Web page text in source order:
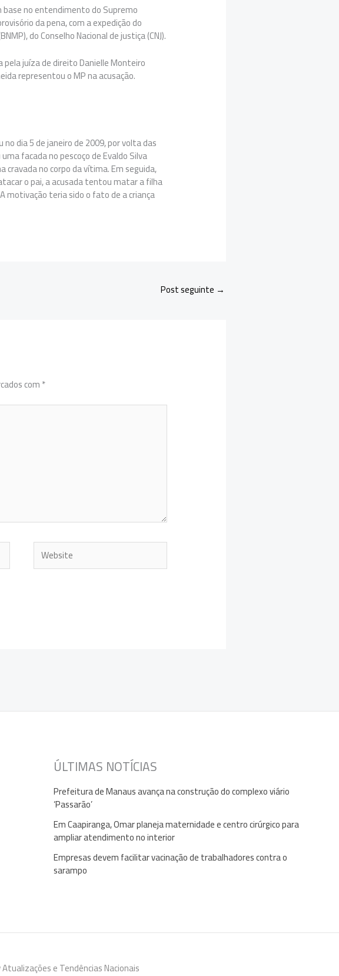
base no entendimento do Supremo
da pena, com a expedição do
do Conselho Nacional de justiça (CNJ).
pela juíza de direito Danielle Monteiro
representou o MP na acusação.
dia 5 de janeiro de 2009, por volta das
facada no pescoço de Evaldo Silva
no corpo da vítima. Em seguida,
o pai, a acusada tentou matar a filha
motivação teria sido o fato de a criança
Post seguinte →
com*
Website
ÚLTIMAS NOTÍCIAS
Prefeitura de Manaus avança na construção do complexo viário
‘Passarão’
Em Caapiranga, Omar planeja maternidade e centro cirúrgico para
ampliar atendimento no interior
Empresas devem facilitar vacinação de trabalhadores contra o
sarampo
e Tendências Nacionais